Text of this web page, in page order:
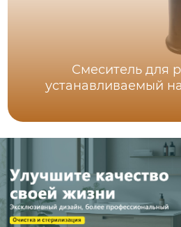
Смеситель для
устанавливаемый